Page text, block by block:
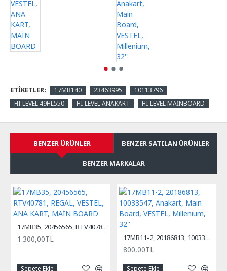
ETIKETLER: 17MB140 23463995
10113796
HI-LEVEL 49HL550
HI-LEVEL ANAKART HI-LEVEL MAİNBOARD
BENZER ÜRÜNLER BENZER SATILAN ÜRÜNLER
BENZER MARKALAR
17MB35, 20456565, RTV40781, REGAL, VESTEL, ANA KART, MAİN BOARD
1.300,00TL
Sepete Ekle
17MB11-2, 20186813, 10033547, Anakart, Main Board, VESTEL, Millenium, 32''
800,00TL
Sepete Ekle